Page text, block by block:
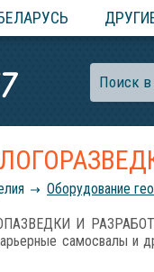
Оборудование
И
самосвалы и